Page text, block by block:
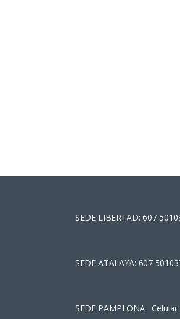
SEDE LIBERTAD: 607
SEDE ATALAYA: 607
SEDE PAMPLONA: